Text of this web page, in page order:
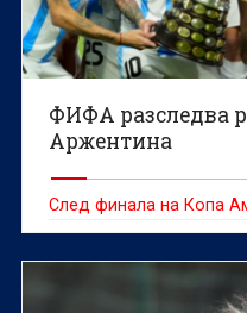
ФИФА разследва
Аржентина
След финала на Копа